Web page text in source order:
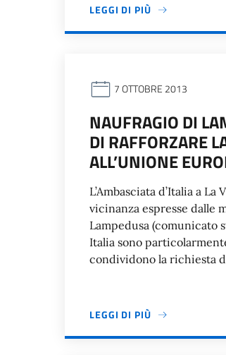
LEGGI DI PIÙ
7 OTTOBRE 2013
NAUFRAGIO DI
DI RAFFORZARE
ALL’UNIONE
L’Ambasciata d’Italia a
vicinanza espresse dalle
Lampedusa (comunicato
Italia sono
condividono la richiesta
LEGGI DI PIÙ